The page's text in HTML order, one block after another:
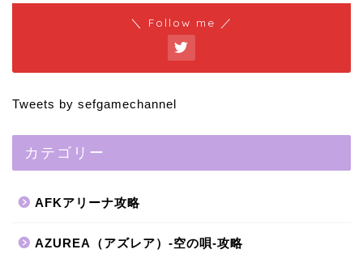
＼ Follow me ／
Tweets by sefgamechannel
カテゴリー
AFKアリーナ攻略
AZUREA（アズレア）-空の唄-攻略